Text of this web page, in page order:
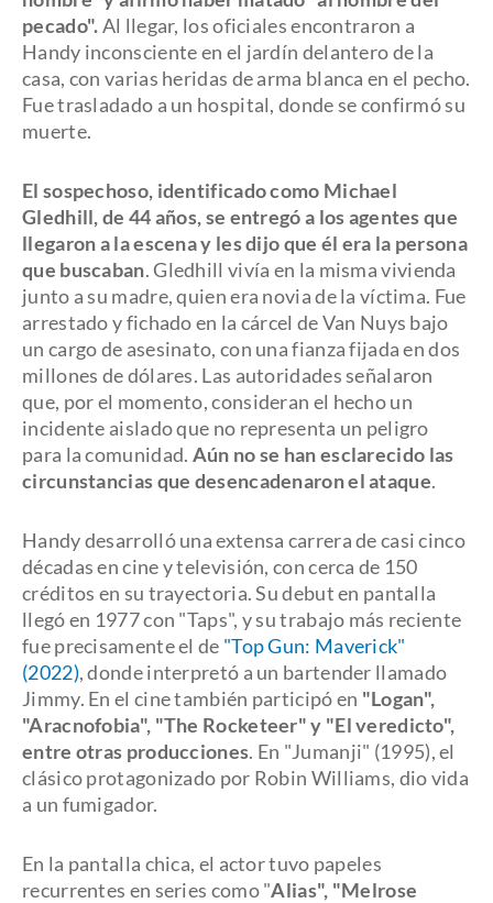
pecado".Al llegar, los oficiales encontraron a
Handy inconsciente en el jardín delantero de la
casa, con varias heridas de arma blanca en el pecho.
Fue trasladado a un hospital, donde se confirmó su
muerte.
El sospechoso, identificado como Michael
Gledhill, de 44 años, se entregó a los agentes que
llegaron a la escena y les dijo que él era la persona
que buscaban. Gledhill vivía en la misma vivienda
junto a su madre, quien era novia de la víctima. Fue
arrestado y fichado en la cárcel de Van Nuys bajo
un cargo de asesinato, con una fianza fijada en dos
millones de dólares. Las autoridades señalaron
que, por el momento, consideran el hecho un
incidente aislado que no representa un peligro
para la comunidad. Aún no se han esclarecido las
circunstancias que desencadenaron el ataque.
Handy desarrolló una extensa carrera de casi cinco
décadas en cine y televisión, con cerca de 150
créditos en su trayectoria. Su debut en pantalla
llegó en 1977 con "Taps", y su trabajo más reciente
fue precisamente el de "Top Gun: Maverick"
(2022), donde interpretó a un bartender llamado
Jimmy. En el cine también participó en "Logan",
"Aracnofobia", "The Rocketeer" y "El veredicto",
entre otras producciones. En "Jumanji" (1995), el
clásico protagonizado por Robin Williams, dio vida
a un fumigador.
En la pantalla chica, el actor tuvo papeles
recurrentes en series como "Alias", "Melrose